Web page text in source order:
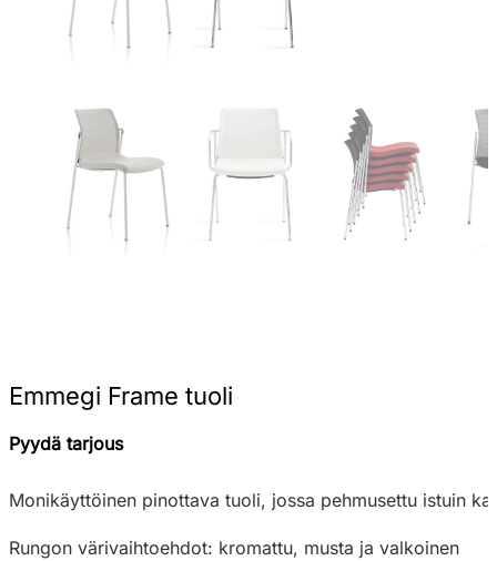
Emmegi Frame tuoli
Pyydä tarjous
Monikäyttöinen pinottava tuoli, jossa pehmusettu istuin
Rungon värivaihtoehdot: kromattu, musta ja valkoinen